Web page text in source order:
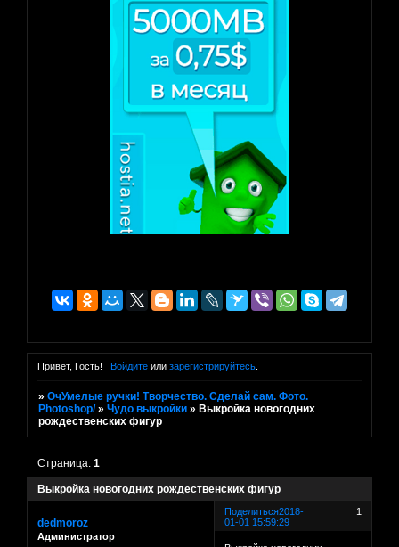
Привет, Гость! Войдитеили зарегистрируйтесь.
»ОчУмелые ручки! Творчество. Сделай сам. Фото.
Photoshop/ »Чудо выкройки » Выкройка новогодних
рождественских фигур
Выкройка новогодних рождественских фигур
Страница:1
Поделиться 1
2018-
01-01 15:59:29
dedmoroz
Администратор